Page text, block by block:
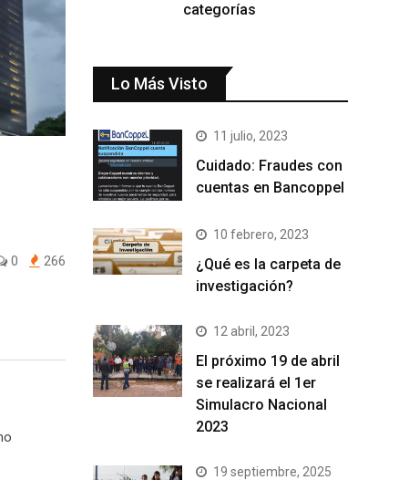
0 266
categorías
Lo Más Visto
11 julio, 2023
Cuidado: Fraudes con
cuentas en Bancoppel
10 febrero, 2023
¿Qué es la carpeta de
investigación?
12 abril, 2023
El próximo 19 de abril
se realizará el 1er
Simulacro Nacional
2023
19 septiembre, 2025